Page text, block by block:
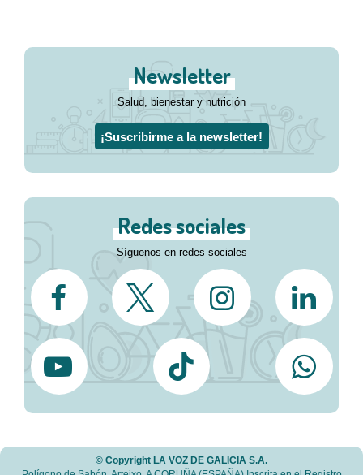
Newsletter
Salud, bienestar y nutrición
¡Suscribirme a la newsletter!
Redes sociales
Síguenos en redes sociales
© Copyright LA VOZ DE GALICIA S.A.